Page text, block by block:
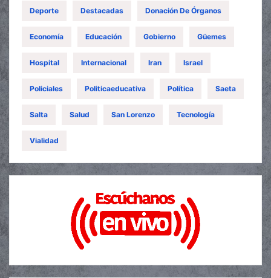
Deporte Destacadas Donación De Órganos
Economía Educación Gobierno Güemes
Hospital Internacional Iran Israel
Policiales Politicaeducativa Política Saeta
Salta Salud San Lorenzo Tecnología
Vialidad